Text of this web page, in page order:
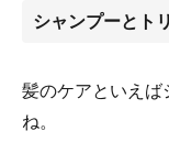
シャンプーとト
髪のケアといえば
ね。